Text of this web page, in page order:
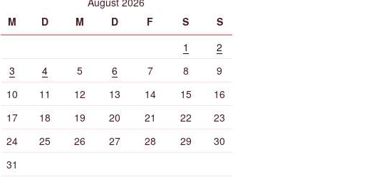
M
D M D F S
S
1
2
3
4 5 6 7 8
9
10
11 12 13 14 15
16
17
18 19 20 21 22
23
24
25 26 27 28 29
30
31